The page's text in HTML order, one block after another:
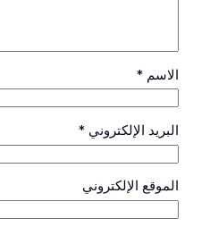
الاسم *
البريد الإلكتروني *
الموقع الإلكتروني